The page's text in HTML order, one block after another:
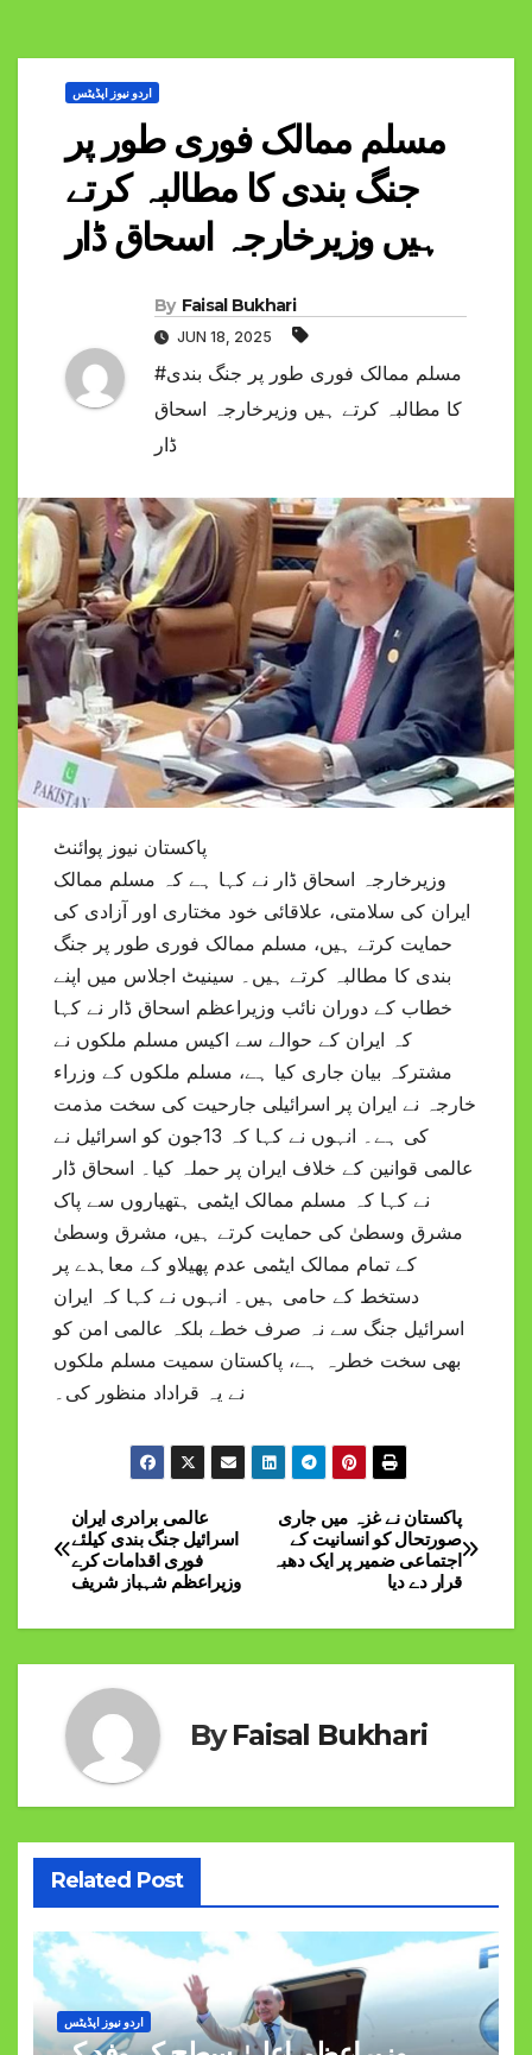
اردو نیوز اپڈیٹس
مسلم ممالک فوری طور پر
جنگ بندی کا مطالبہ کرتے
ہیں وزیرخارجہ اسحاق ڈار
By Faisal Bukhari
JUN 18, 2025
#مسلم ممالک فوری طور پر جنگ بندی
کا مطالبہ کرتے ہیں وزیرخارجہ اسحاق
ڈار
پاکستان نیوز پوائنٹ
وزیرخارجہ اسحاق ڈار نے کہا ہے کہ مسلم ممالک
ایران کی سلامتی، علاقائی خود مختاری اور آزادی کی
حمایت کرتے ہیں، مسلم ممالک فوری طور پر جنگ
بندی کا مطالبہ کرتے ہیں۔ سینیٹ اجلاس میں اپنے
خطاب کے دوران نائب وزیراعظم اسحاق ڈار نے کہا
کہ ایران کے حوالے سے اکیس مسلم ملکوں نے
مشترکہ بیان جاری کیا ہے، مسلم ملکوں کے وزراء
خارجہ نے ایران پر اسرائیلی جارحیت کی سخت مذمت
کی ہے۔ انہوں نے کہا کہ 13جون کو اسرائیل نے
عالمی قوانین کے خلاف ایران پر حملہ کیا۔ اسحاق ڈار
نے کہا کہ مسلم ممالک ایٹمی ہتھیاروں سے پاک
مشرق وسطیٰ کی حمایت کرتے ہیں، مشرق وسطیٰ
کے تمام ممالک ایٹمی عدم پھیلاو کے معاہدے پر
دستخط کے حامی ہیں۔ انہوں نے کہا کہ ایران
اسرائیل جنگ سے نہ صرف خطے بلکہ عالمی امن کو
بھی سخت خطرہ ہے، پاکستان سمیت مسلم ملکوں
نے یہ قراداد منظور کی۔
Post
navigation
پاکستان نے غزہ میں جاری
صورتحال کو انسانیت کے
اجتماعی ضمیر پر ایک دھبہ
قرار دے دیا
عالمی برادری ایران
اسرائیل جنگ بندی کیلئے
فوری اقدامات کرے
وزیراعظم شہباز شریف
ByFaisal Bukhari
Related Post
اردو نیوز اپڈیٹس